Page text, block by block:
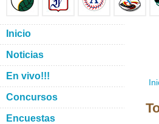
Inicio
Noticias
En vivo!!!
Concursos
Encuestas